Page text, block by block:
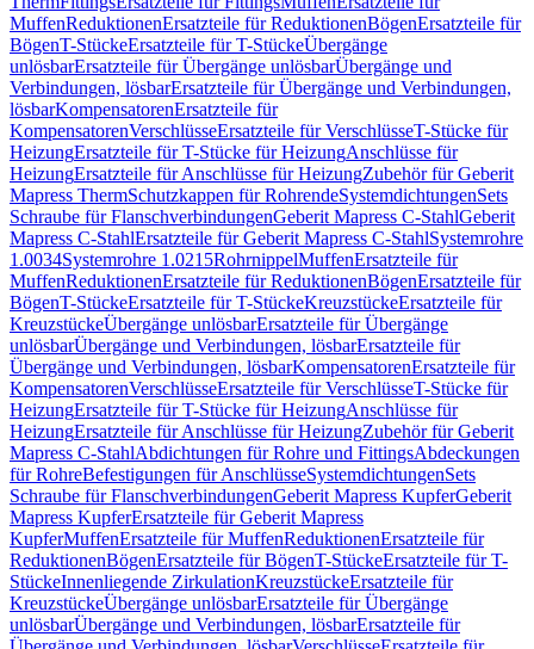
MuffenReduktionenErsatzteile für ReduktionenBögenErsatzteile für
BögenT-StückeErsatzteile für T-StückeÜbergänge
unlösbarErsatzteile für Übergänge unlösbarÜbergänge und
Verbindungen, lösbarErsatzteile für Übergänge und Verbindungen,
lösbarKompensatorenErsatzteile für
KompensatorenVerschlüsseErsatzteile für VerschlüsseT-Stücke für
HeizungErsatzteile für T-Stücke für HeizungAnschlüsse für
HeizungErsatzteile für Anschlüsse für HeizungZubehör für Geberit
Mapress ThermSchutzkappen für RohrendeSystemdichtungenSets
Schraube für FlanschverbindungenGeberit Mapress C-StahlGeberit
Mapress C-StahlErsatzteile für Geberit Mapress C-StahlSystemrohre
1.0034Systemrohre 1.0215RohrnippelMuffenErsatzteile für
MuffenReduktionenErsatzteile für ReduktionenBögenErsatzteile für
BögenT-StückeErsatzteile für T-StückeKreuzstückeErsatzteile für
KreuzstückeÜbergänge unlösbarErsatzteile für Übergänge
unlösbarÜbergänge und Verbindungen, lösbarErsatzteile für
Übergänge und Verbindungen, lösbarKompensatorenErsatzteile für
KompensatorenVerschlüsseErsatzteile für VerschlüsseT-Stücke für
HeizungErsatzteile für T-Stücke für HeizungAnschlüsse für
HeizungErsatzteile für Anschlüsse für HeizungZubehör für Geberit
Mapress C-StahlAbdichtungen für Rohre und FittingsAbdeckungen
für RohreBefestigungen für AnschlüsseSystemdichtungenSets
Schraube für FlanschverbindungenGeberit Mapress KupferGeberit
Mapress KupferErsatzteile für Geberit Mapress
KupferMuffenErsatzteile für MuffenReduktionenErsatzteile für
ReduktionenBögenErsatzteile für BögenT-StückeErsatzteile für T-
StückeInnenliegende ZirkulationKreuzstückeErsatzteile für
KreuzstückeÜbergänge unlösbarErsatzteile für Übergänge
unlösbarÜbergänge und Verbindungen, lösbarErsatzteile für